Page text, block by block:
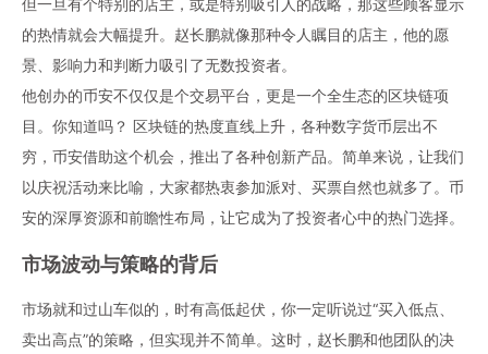
但一旦有个特别的店主，或是特别吸引人的战略，那这些顾客显示
的热情就会大幅提升。 赵长鹏就像那种令人瞩目的店主，他的愿
景、影响力和判断力吸引了无数投资者。
他创办的币安不仅仅是个交易平台，更是一个全生态的区块链项
目。你知道吗？ 区块链的热度直线上升，各种数字货币层出不
穷，币安借助这个机会，推出了各种创新产品。简单来说，让我们
以庆祝活动来比喻，大家都热衷参加派对、买票自然也就多了。币
安的深厚资源和前瞻性布局，让它成为了投资者心中的热门选择。
市场波动与策略的背后
市场就和过山车似的，时有高低起伏，你一定听说过“买入低点、
卖出高点”的策略，但实现并不简单。这时， 赵长鹏和他团队的决